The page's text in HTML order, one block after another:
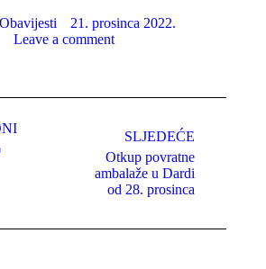
Obavijesti
21. prosinca 2022.
Leave a comment
SLJEDEĆE
Sljedeća
objava
Otkup povratne
ambalaže u Dardi
od 28. prosinca